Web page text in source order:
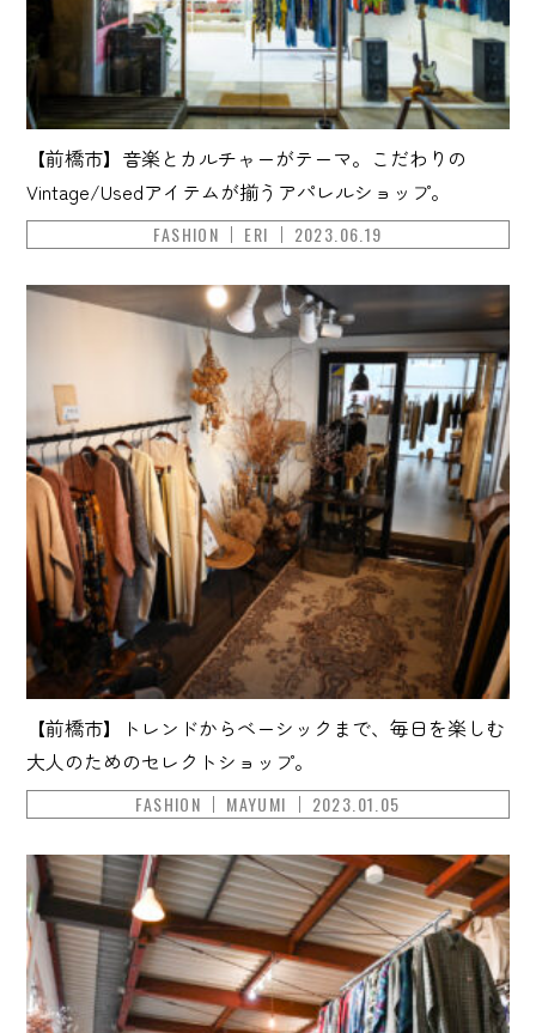
【前橋市】音楽とカルチャーがテーマ。こだわりの
Vintage/Usedアイテムが揃うアパレルショップ。
FASHION ERI 2023.06.19
【前橋市】トレンドからベーシックまで、毎日を楽しむ
大人のためのセレクトショップ。
FASHION MAYUMI 2023.01.05